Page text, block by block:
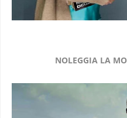
NOLEGGIA LA